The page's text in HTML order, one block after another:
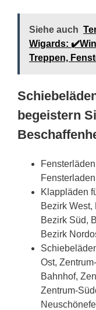
Siehe auch
Wigards:
Treppen,
begeistern
Klappläden
Bezirk
Bezirk Süd,
Bezirk
Ost,
Bahnhof,
Zentrum-